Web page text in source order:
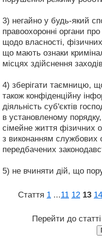
3) негайно у будь-який
правоохоронні органи
щодо власності,
що мають ознаки
місцях здійснення
4) зберігати таємницю,
також конфіденційну
діяльність суб'єктів
в установленому
сімейне життя фізичних
з виконанням службових
передбачених
5) не вчиняти дій, що
Стаття 1 ...11 12 13 14
Перейти до статті